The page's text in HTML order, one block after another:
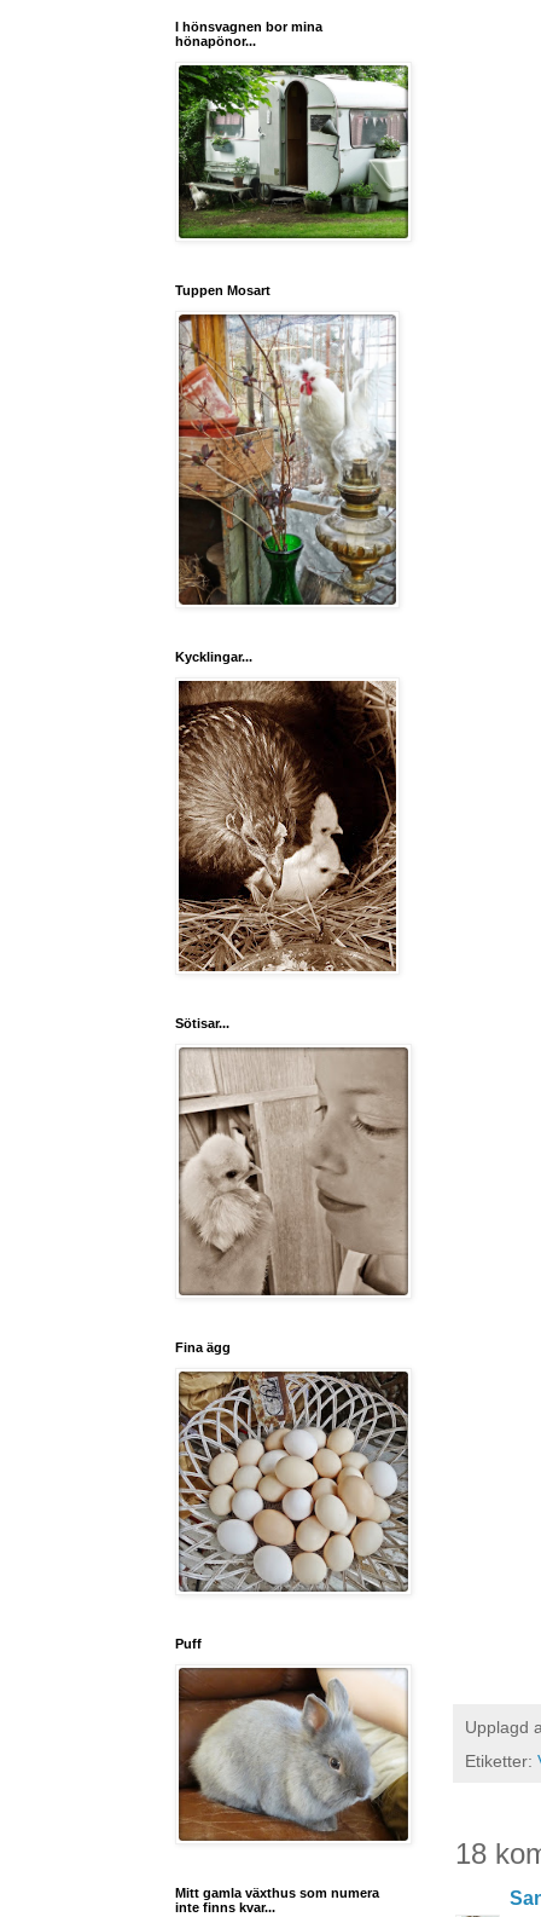
Upplagd
Etiketter:
18
I hönsvagnen bor mina
hönapönor...
Tuppen Mosart
Kycklingar...
Sötisar...
Fina ägg
Puff
Mitt gamla växthus som numera
inte finns kvar...